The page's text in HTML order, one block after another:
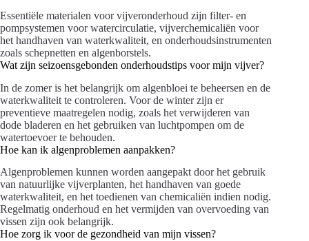
Essentiële materialen voor vijveronderhoud zijn filter- en
pompsystemen voor watercirculatie, vijverchemicaliën voor
het handhaven van waterkwaliteit, en onderhoudsinstrumenten
zoals schepnetten en algenborstels.
Wat zijn seizoensgebonden onderhoudstips voor mijn vijver?
In de zomer is het belangrijk om algenbloei te beheersen en de
waterkwaliteit te controleren. Voor de winter zijn er
preventieve maatregelen nodig, zoals het verwijderen van
dode bladeren en het gebruiken van luchtpompen om de
watertoevoer te behouden.
Hoe kan ik algenproblemen aanpakken?
Algenproblemen kunnen worden aangepakt door het gebruik
van natuurlijke vijverplanten, het handhaven van goede
waterkwaliteit, en het toedienen van chemicaliën indien nodig.
Regelmatig onderhoud en het vermijden van overvoeding van
vissen zijn ook belangrijk.
Hoe zorg ik voor de gezondheid van mijn vissen?